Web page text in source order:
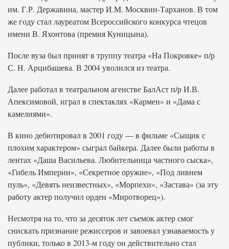
им. Г.Р. Державина, мастер И.М. Москвин-Тарханов. В том
же году стал лауреатом Всероссийского конкурса чтецов
имени В. Яхонтова (премия Куницына).
После вуза был принят в труппу театра «На Покровке» п/р
С. Н. Арцибашева. В 2004 уволился из театра.
Далее работал в театральном агенстве БалАст п/р И.В.
Апексимовой, играл в спектаклях «Кармен» и «Дама с
камелиями».
В кино дебютировал в 2001 году — в фильме «Сыщик с
плохим характером» сыграл байкера. Далее были работы в
лентах «Даша Васильева. Любительница частного сыска»,
«Гибель Империи», «Секретное оружие», «Под ливнем
пуль», «Девять неизвестных», «Морпехи», «Застава» (за эту
работу актер получил орден «Миротворец»).
Несмотря на то, что за десяток лет съемок актер смог
снискать признание режиссеров и завоевал узнаваемость у
публики, только в 2013-м году он действительно стал